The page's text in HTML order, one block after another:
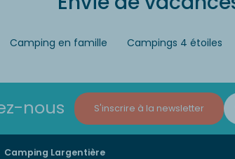
Camping en famille Campings 4 étoiles
nous S'inscrire à la newsletter
Camping Largentière